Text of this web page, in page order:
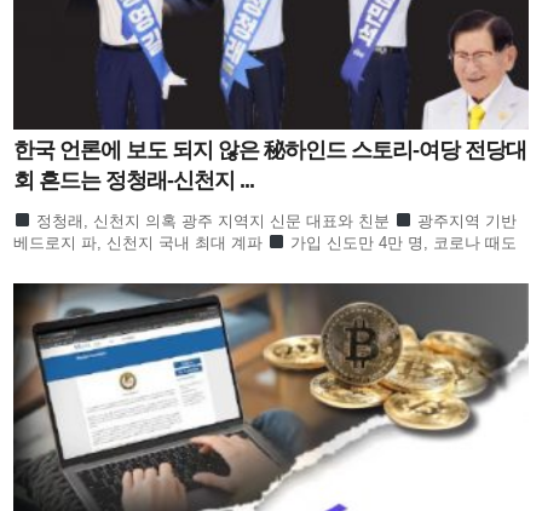
한국 언론에 보도 되지 않은 秘하인드 스토리-여당 전당대
회 흔드는 정청래-신천지 ...
정청래, 신천지 의혹 광주 지역지 신문 대표와 친분
광주지역 기반
베드로지 파, 신천지 국내 최대 계파
가입 신도만 4만 명, 코로나 때도